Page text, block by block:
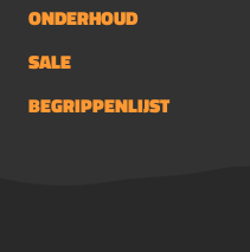
ONDERHOUD
SALE
BEGRIPPENLIJST